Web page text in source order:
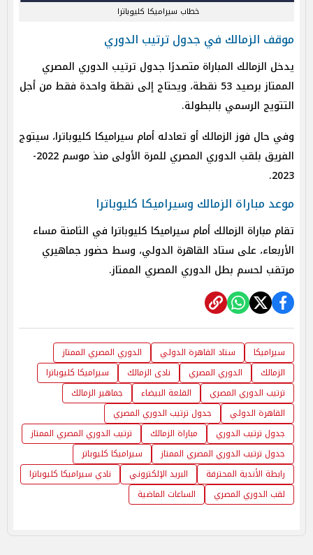
خطاب سيراميكا كليوباترا
موقف الزمالك في جدول ترتيب الدوري
يدخل الزمالك المباراة متصدرًا جدول ترتيب الدوري المصري
الممتاز برصيد 53 نقطة، ويحتاج إلى نقطة واحدة فقط من أجل
التتويج الرسمي بالبطولة.
وفي حال فوز الزمالك أو تعادله أمام سيراميكا كليوباترا، سيتوج
الفريق بلقب الدوري المصري للمرة الأولى منذ موسم 2022-
2023.
موعد مباراة الزمالك وسيراميكا كليوباترا
تقام مباراة الزمالك أمام سيراميكا كليوباترا في الثامنة مساء
الأربعاء، على ستاد القاهرة الدولي، وسط حضور جماهيري
مرتقب لحسم بطل الدوري المصري الممتاز.
سيراميكا ستاد القاهرة الدولي
الدوري المصري الممتاز
الزمالك
الدوري المصري نادى الزمالك
سيراميكا كليوباترا
ترتيب الدوري المصري
القلعة البيضاء
جماهير الزمالك
القاهرة الدولي
جدول ترتيب الدوري المصري
جدول ترتيب الدوري
مباراة الزمالك
ترتيب الدوري المصري الممتاز
جدول ترتيب الدوري المصري الممتاز
سيراميكا كليوباتر
رابطة الأندية المحترفة
البريد الإلكتروني
نادي سيراميكا كليوباترا
لقب الدوري المصري
الساعات الماضية